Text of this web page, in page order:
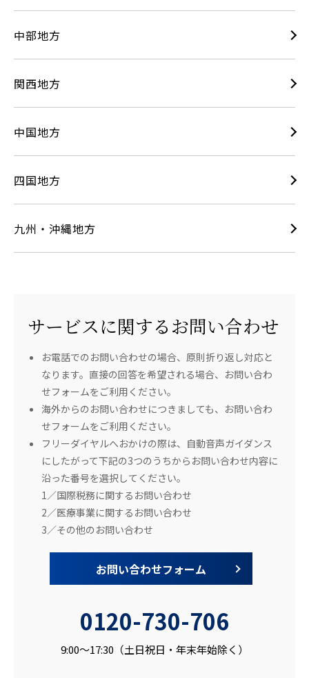
中部地方
関西地方
中国地方
四国地方
九州・沖縄地方
サービスに関するお問い合わせ
お電話でのお問い合わせの場合、原則折り返し対応と
なります。直接の回答を希望される場合、お問い合わ
せフォームをご利用ください。
海外からのお問い合わせにつきましても、お問い合わ
せフォームをご利用ください。
フリーダイヤルへおかけの際は、自動音声ガイダンス
にしたがって下記の3つのうちからお問い合わせ内容に
沿った番号を選択してください。
1／国際税務に関するお問い合わせ
2／医療事業に関するお問い合わせ
3／その他のお問い合わせ
お問い合わせフォーム
0120-730-706
9:00～17:30（土日祝日・年末年始除く）